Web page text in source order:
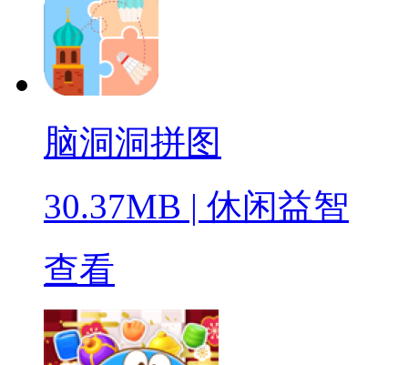
脑洞洞拼图
30.37MB | 休闲益智
查看